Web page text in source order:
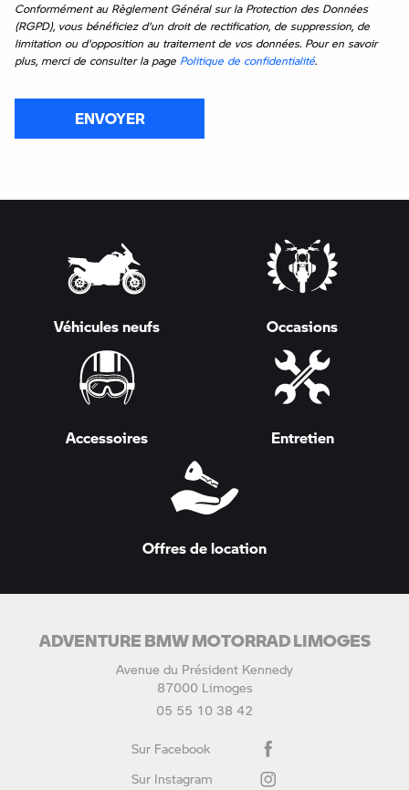
Conformément au Règlement Général sur la Protection des Données
(RGPD), vous bénéficiez d'un droit de rectification, de suppression, de
limitation ou d'opposition au traitement de vos données. Pour en savoir
plus, merci de consulter la page Politique de confidentialité.
ENVOYER
Véhicules neufs Occasions
Accessoires Entretien
Offres de location
ADVENTURE BMW MOTORRAD LIMOGES
Avenue du Président Kennedy
87000 Limoges
05 55 10 38 42
Sur Facebook
Sur Instagram